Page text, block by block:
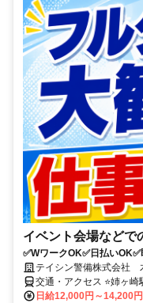
イベント会場などで
✅WワークOK✅日払い
テイシン警備株式会社
交通・アクセス ⭐姉ヶ
移動の心配は不要です♪
日給12,000円～14,200円